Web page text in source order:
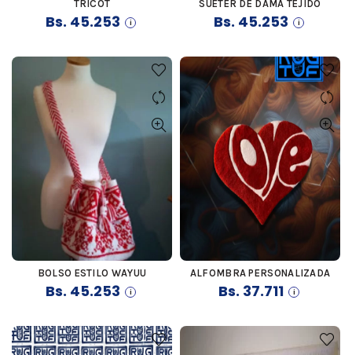
TRICOT
Bs. 45.253
COMPRAR
SUETER DE DAMA TEJIDO
Bs. 45.253
COMPRAR
BOLSO ESTILO WAYUU
Bs. 45.253
COMPRAR
ALFOMBRA PERSONALIZADA
Bs. 37.711